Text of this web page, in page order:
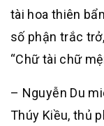
tài hoa thiên
số phận trắc
“Chữ tài chữ
– Nguyễn Du
Thúy Kiều, thủ